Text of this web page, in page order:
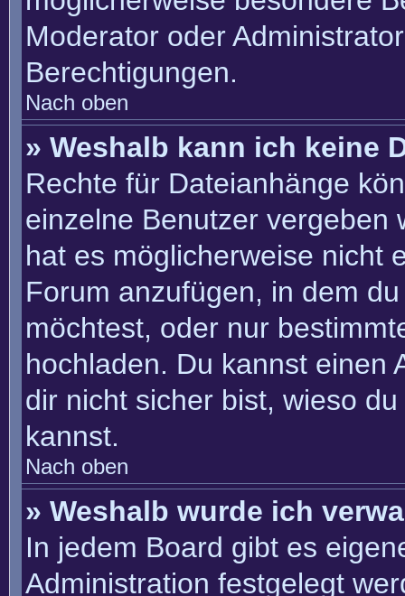
Moderator oder
Berechtigungen.
Nach oben
» Weshalb kann ich keine
Rechte für Dateianhänge
einzelne Benutzer vergeben
hat es möglicherweise nicht
Forum anzufügen, in dem
möchtest, oder nur
hochladen. Du kannst einen
dir nicht sicher bist, wieso
kannst.
Nach oben
» Weshalb wurde ich
In jedem Board gibt es
Administration festgelegt